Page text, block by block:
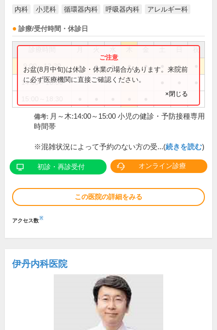
内科 小児科 循環器内科 呼吸器内科 アレルギー科
診療/受付時間・休診日
祝
9:00～12:30 ● ● ● ● ● ●
14:00～16:00
お盆(8月中旬)は休診・休業の場合があります。来院前
に必ず医療機関に直接ご確認ください。
×閉じる
備考: 月～木:14:00～15:00 小児の健診・予防接種専用
時間帯
※混雑状況によって予約のない方の受...(続きを読む)
初診・再診受付 オンライン診療
この医院の詳細をみる
アクセス数※
伊丹内科医院